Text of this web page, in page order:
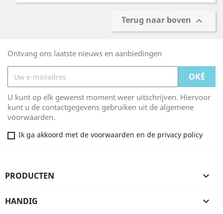
Terug naar boven 
Ontvang ons laatste nieuws en aanbiedingen
U kunt op elk gewenst moment weer uitschrijven. Hiervoor
kunt u de contactgegevens gebruiken uit de algemene
voorwaarden.
Ik ga akkoord met de voorwaarden en de privacy policy
PRODUCTEN 
HANDIG 